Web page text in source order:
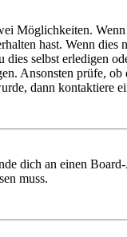
Möglichkeiten. Wenn
hast. Wenn
selbst erledigen
Ansonsten prüfe,
dann kontaktiere
dich an einen
muss.